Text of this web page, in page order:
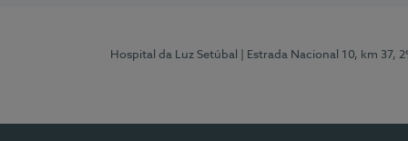
Hospital da Luz Setúbal | Estrada Nacional 10, km 37,